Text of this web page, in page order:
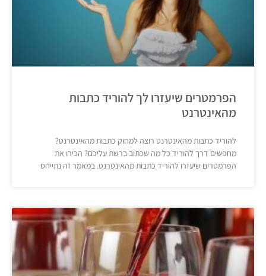
הפרמטרים שיעזרו לך להוריד כתבות
מהאינטרנט
להוריד כתבות מהאינטרנט רוצה למחוק כתבות מהאינטרנט?
מחפשים דרך להוריד כל מה שכתוב ברשת עליכם? הכירו את
הפרמטרים שיעזרו להוריד כתבות מהאינטרנט. במאמר זה נתייחס